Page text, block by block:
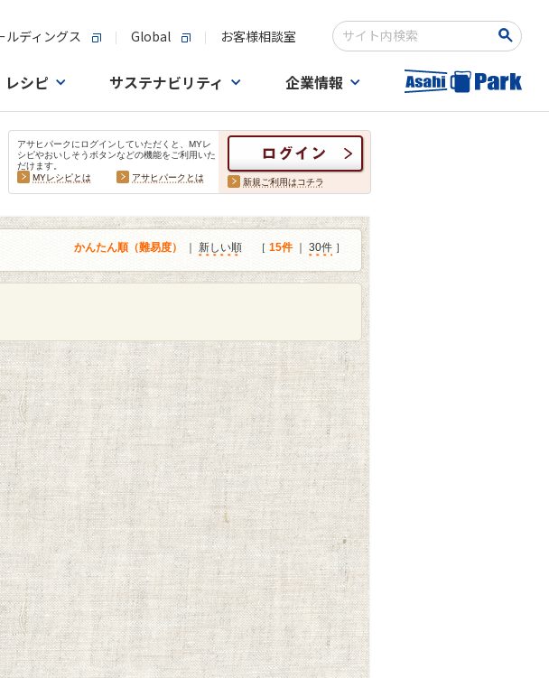
ルディングス Global お客様相談室
検索キーワード入力
レシピ サステナビリティ 企業情報
アサヒパークにログインしていただくと、MYレ
シピやおいしそうボタンなどの機能をご利用いた
だけます。
MYレシピとは
アサヒパークとは 新規ご利用はコチラ
かんたん順（難易度） 新しい順 ［ 15件｜ 30件 ］